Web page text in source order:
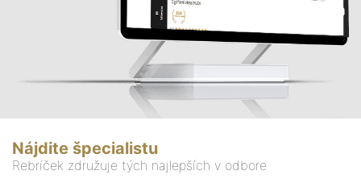
Nájdite špecialistu
Rebríček združuje tých najlepších v odbore